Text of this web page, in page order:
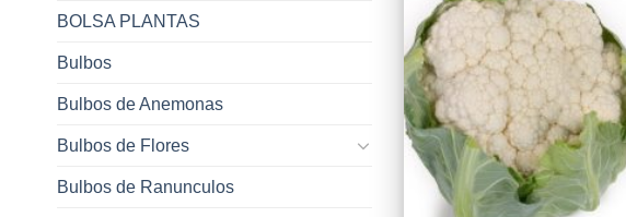
BOLSA PLANTAS
Bulbos
Bulbos de Anemonas
Bulbos de Flores
Bulbos de Ranunculos